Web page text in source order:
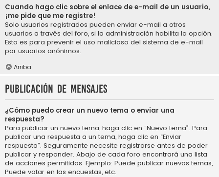
Cuando hago clic sobre el enlace de e-mail de un usuario,
¡me pide que me registre!
Solo usuarios registrados pueden enviar e-mail a otros
usuarios a través del foro, si la administración habilita la opción.
Esto es para prevenir el uso malicioso del sistema de e-mail
por usuarios anónimos.
Arriba
Publicación de mensajes
¿Cómo puedo crear un nuevo tema o enviar una
respuesta?
Para publicar un nuevo tema, haga clic en “Nuevo tema”. Para
publicar una respuesta a un tema, haga clic en “Enviar
respuesta”. Seguramente necesite registrarse antes de poder
publicar y responder. Abajo de cada foro encontrará una lista
de acciones permitidas. Ejemplo: Puede publicar nuevos temas,
Puede votar en las encuestas, etc.